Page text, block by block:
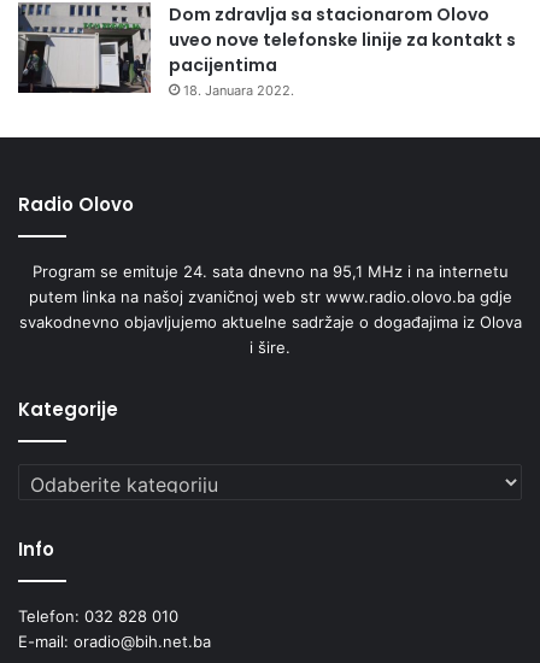
Dom zdravlja sa stacionarom Olovo
uveo nove telefonske linije za kontakt s
pacijentima
18. Januara 2022.
Radio Olovo
Program se emituje 24. sata dnevno na 95,1 MHz i na internetu
putem linka na našoj zvaničnoj web str www.radio.olovo.ba gdje
svakodnevno objavljujemo aktuelne sadržaje o događajima iz Olova
i šire.
Kategorije
Kategorije
Info
Telefon: 032 828 010
E-mail: oradio@bih.net.ba